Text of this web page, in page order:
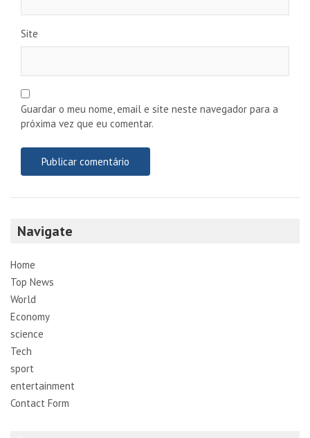
Site
Guardar o meu nome, email e site neste navegador para a
próxima vez que eu comentar.
Navigate
Home
Top News
World
Economy
science
Tech
sport
entertainment
Contact Form